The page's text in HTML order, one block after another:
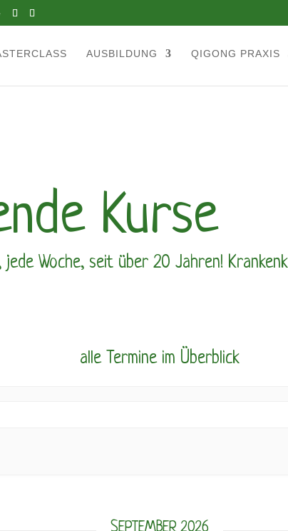
AUSBILDUNG QIGONG PRAXIS
Kurse
Woche, seit über 20 Jahren!
alle Termine im Überblick